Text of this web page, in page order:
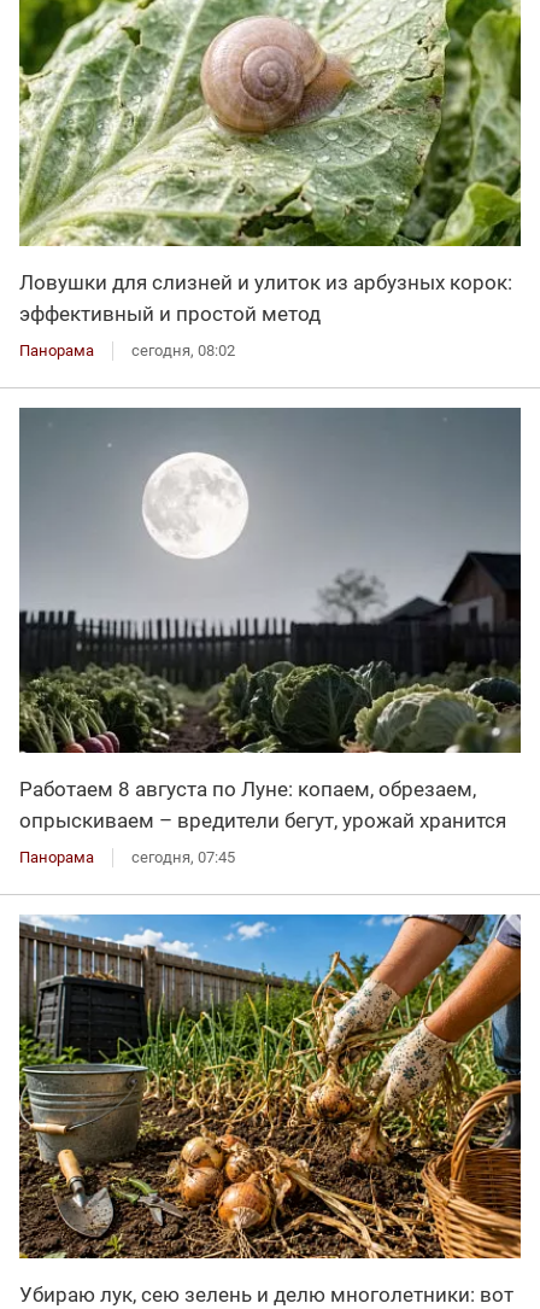
Ловушки для слизней и улиток из арбузных корок:
эффективный и простой метод
Панорама сегодня, 08:02
Работаем 8 августа по Луне: копаем, обрезаем,
опрыскиваем – вредители бегут, урожай хранится
Панорама сегодня, 07:45
Убираю лук, сею зелень и делю многолетники: вот